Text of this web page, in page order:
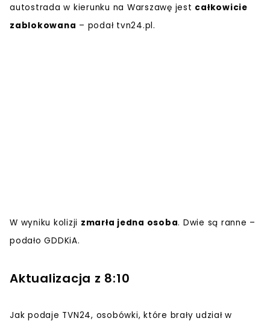
autostrada w kierunku na Warszawę jest całkowicie
zablokowana – podał tvn24.pl.
W wyniku kolizji zmarła jedna osoba. Dwie są ranne –
podało GDDKiA.
Aktualizacja z 8:10
Jak podaje TVN24, osobówki, które brały udział w